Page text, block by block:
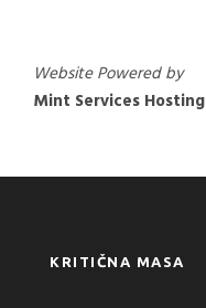
Website Powered by
Mint Services Hosting
KRITIČNA MASA